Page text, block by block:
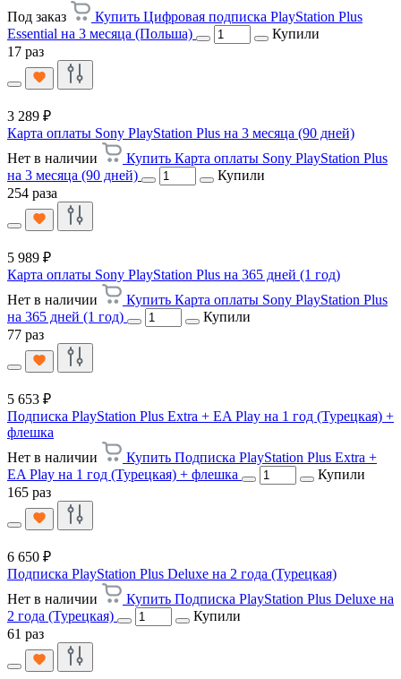
Под заказ
Купить Цифровая подписка PlayStation Plus
Essential на 3 месяца (Польша)
Купили
17 раз
3 289 ₽
Карта оплаты Sony PlayStation Plus на 3 месяца (90 дней)
Нет в наличии
Купить Карта оплаты Sony PlayStation Plus
на 3 месяца (90 дней)
Купили
254 раза
5 989 ₽
Карта оплаты Sony PlayStation Plus на 365 дней (1 год)
Нет в наличии
Купить Карта оплаты Sony PlayStation Plus
на 365 дней (1 год)
Купили
77 раз
5 653 ₽
Подписка PlayStation Plus Extra + EA Play на 1 год (Турецкая) +
флешка
Нет в наличии
Купить Подписка PlayStation Plus Extra +
EA Play на 1 год (Турецкая) + флешка
Купили
165 раз
6 650 ₽
Подписка PlayStation Plus Deluxe на 2 года (Турецкая)
Нет в наличии
Купить Подписка PlayStation Plus Deluxe на
2 года (Турецкая)
Купили
61 раз